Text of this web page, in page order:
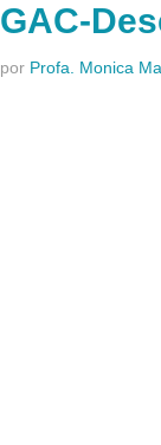
GAC-
por Profa. Monica